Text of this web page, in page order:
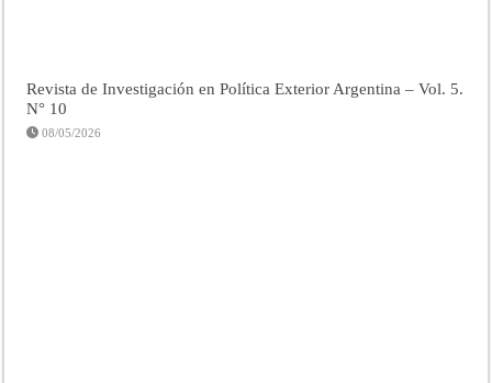
Revista de Investigación en Política Exterior Argentina – Vol. 5.
N° 10
08/05/2026